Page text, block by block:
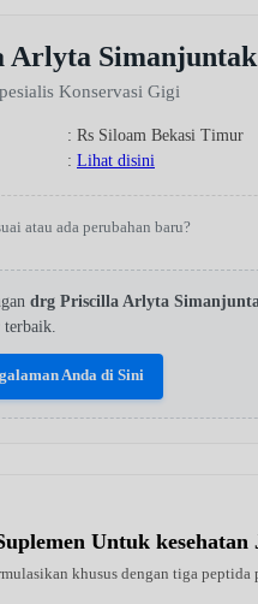
Arlyta
Konservasi Gigi
: Rs Siloam Bekasi Timur
: Lihat disini
atau ada perubahan baru?
drg Priscilla Arlyta
Anda di Sini
Untuk kesehatan
khusus dengan tiga